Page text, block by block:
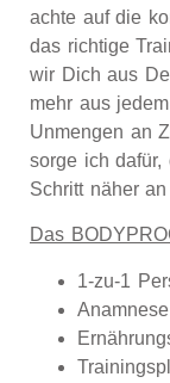
achte auf die
das richtige
wir Dich aus
mehr aus
Unmengen an
sorge ich
Schritt näher
Das
1-zu-1